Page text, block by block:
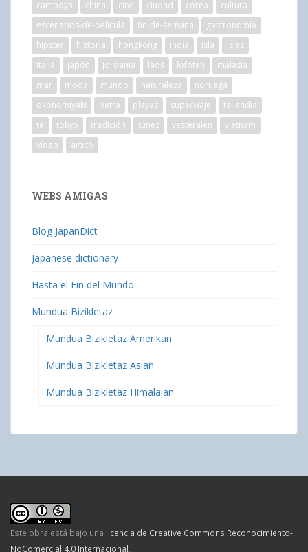
camboya
china cine ciudad corea
cultura
escenarios-de-película
fin-de-semana
gastronomía
hipster
historia hongkong india isla
islas
italia
japón jordania laos lofoten
malasia
mar
moda mundo naturaleza
noruega
okonomiyaki
petra playas superviaje
tailandia
te
tokyo tradición túnez vesteralen
vietnam
vídeo
ártico
WEBS AMIGAS
Blog JapanDict
Japanese dictionary
Hasta el Fin del Mundo
Mundua Bizikletaz
Mundua Bizikletaz Amerikan
Mundua Bizikletaz Asian
Mundua Bizikletaz Himalaian
Este obra está bajo una licencia de Creative Commons Reconocimiento-
NoComercial 4.0 Internacional.